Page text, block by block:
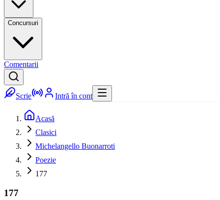
Concursuri
Comentarii
Scrie Intră în cont
Acasă
Clasici
Michelangello Buonarroti
Poezie
177
177